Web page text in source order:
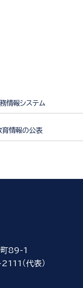
情報システム
育情報の公表
町89-1
（代表）